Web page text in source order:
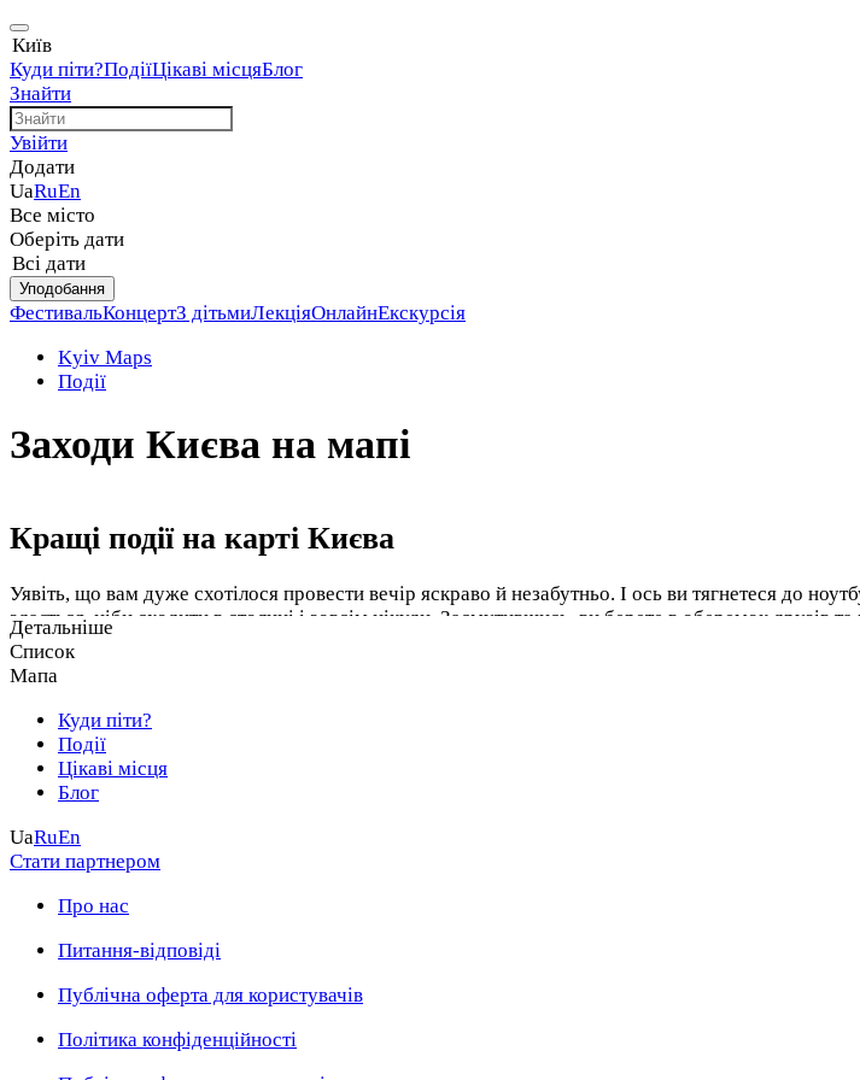
Київ
Куди піти?ПодіїЦікаві місцяБлог
Знайти
Увійти
Додати
UaRuEn
Все місто
Оберіть дати
Всі дати
Уподобання
ФестивальКонцертЗ дітьмиЛекціяОнлайнЕкскурсія
Kyiv Maps
Події
Заходи Києва на мапі
Кращі події на карті Києва
Уявіть, що вам дуже схотілося провести вечір яскраво й незабутньо. І ось ви тягнетеся до
здається, ніби сходити в столиці і зовсім нікуди. Засмутившись, ви берете в оберемок друзів
звичайнісінький зовсім вечір.
Без сумніву, столичним івентам немає числа, а цікавих і оригінальних закладів з кожним
заходи Києва зібрані на Kyiv Maps. Заходьте на сайт і більше не сумуйте вдома вечорами.
Детальніше
Список
Мапа
Куди піти?
Події
Цікаві місця
Блог
UaRuEn
Стати партнером
Про нас
Питання-відповіді
Публічна оферта для користувачів
Політика конфіденційності